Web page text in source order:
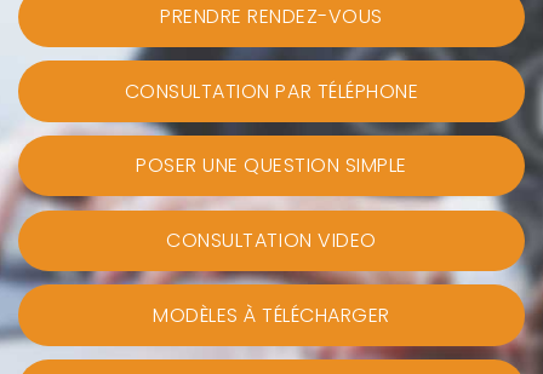
PRENDRE RENDEZ-VOUS
CONSULTATION PAR TÉLÉPHONE
POSER UNE QUESTION SIMPLE
CONSULTATION VIDEO
MODÈLES À TÉLÉCHARGER